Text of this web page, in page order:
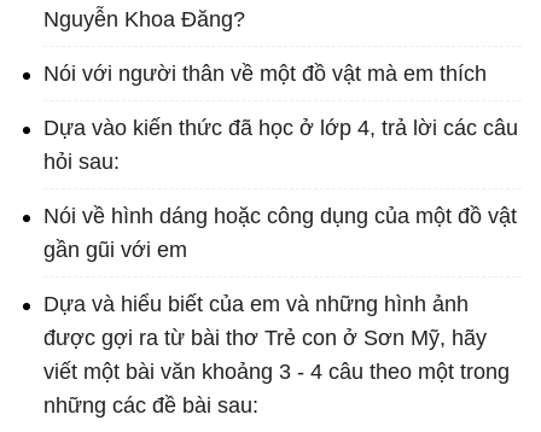
Nguyễn Khoa Đăng?
Nói với người thân về một đồ vật mà em thích
Dựa vào kiến thức đã học ở lớp 4, trả lời các câu
hỏi sau:
Nói về hình dáng hoặc công dụng của một đồ vật
gần gũi với em
Dựa và hiểu biết của em và những hình ảnh
được gợi ra từ bài thơ Trẻ con ở Sơn Mỹ, hãy
viết một bài văn khoảng 3 - 4 câu theo một trong
những các đề bài sau: